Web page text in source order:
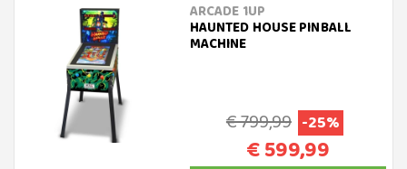
ARCADE 1UP
HAUNTED HOUSE PINBALL
MACHINE
€ 799,99 -25%
€ 599,99